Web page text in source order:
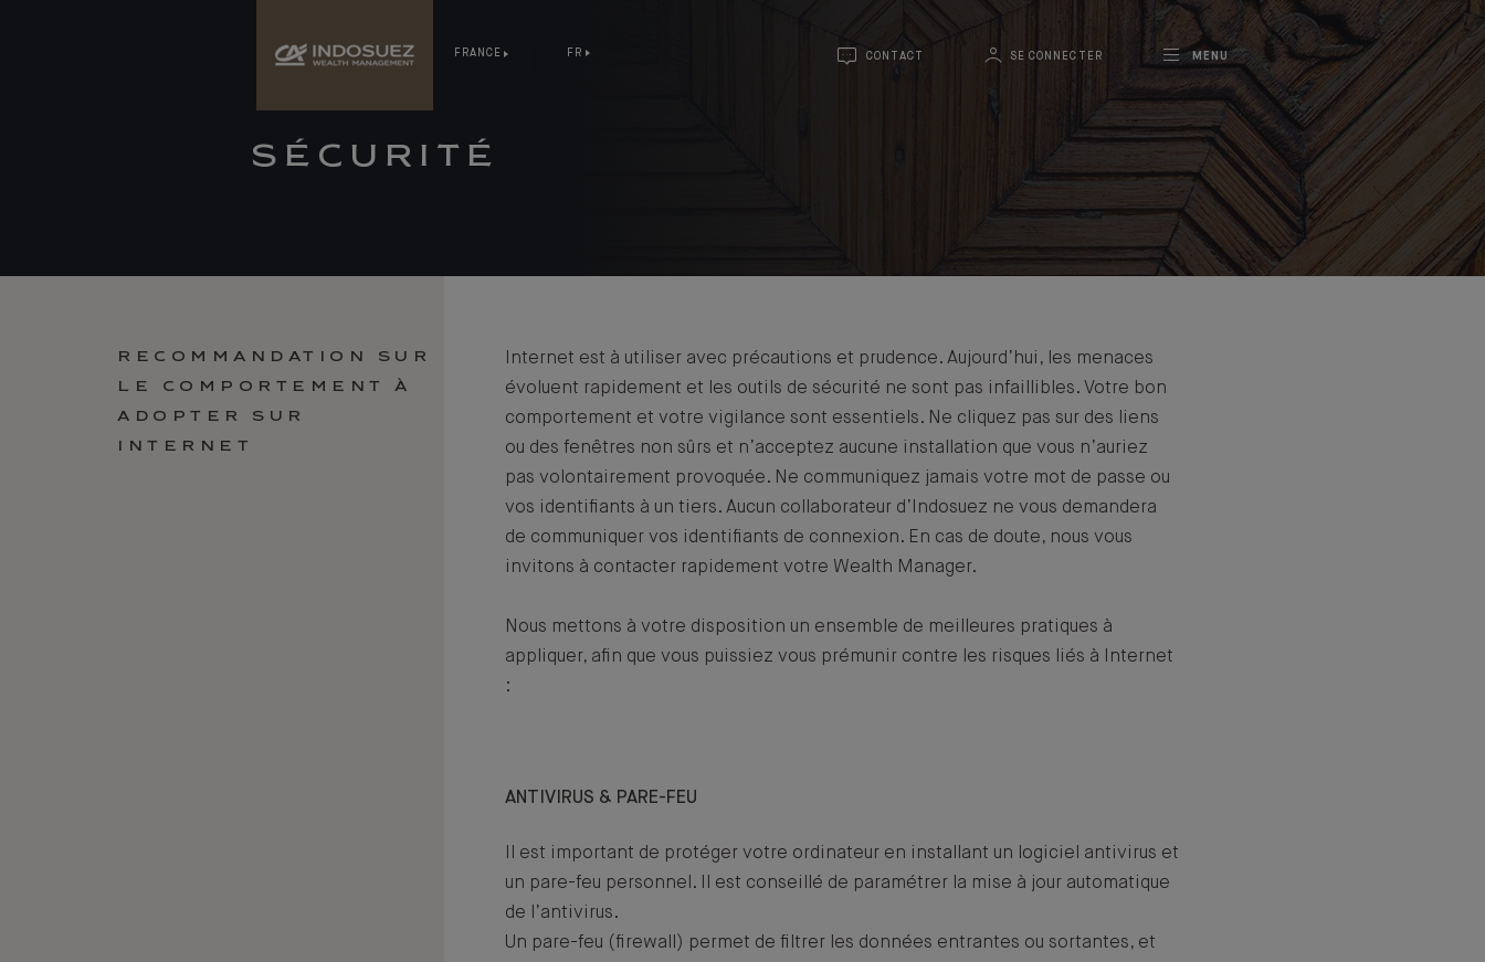
FRANCE FR CONTACT SE CONNECTER MENU
SÉCURITÉ
RECOMMANDATION SUR
LE COMPORTEMENT À
ADOPTER SUR
INTERNET
Internet est à utiliser avec précautions et prudence. Aujourd’hui, les menaces
évoluent rapidement et les outils de sécurité ne sont pas infaillibles. Votre bon
comportement et votre vigilance sont essentiels. Ne cliquez pas sur des liens
ou des fenêtres non sûrs et n’acceptez aucune installation que vous n’auriez
pas volontairement provoquée. Ne communiquez jamais votre mot de passe ou
vos identifiants à un tiers. Aucun collaborateur d’Indosuez ne vous demandera
de communiquer vos identifiants de connexion. En cas de doute, nous vous
invitons à contacter rapidement votre Wealth Manager.
Nous mettons à votre disposition un ensemble de meilleures pratiques à
appliquer, afin que vous puissiez vous prémunir contre les risques liés à Internet
:
ANTIVIRUS & PARE-FEU
Il est important de protéger votre ordinateur en installant un logiciel antivirus et
un pare-feu personnel. Il est conseillé de paramétrer la mise à jour automatique
de l’antivirus.
Un pare-feu (firewall) permet de filtrer les données entrantes ou sortantes, et